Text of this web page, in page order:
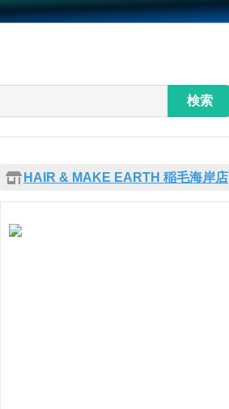
検索
HAIR & MAKE EARTH 稲毛海岸店